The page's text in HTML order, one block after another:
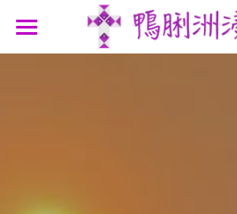
最新消息